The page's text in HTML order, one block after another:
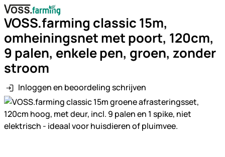
VOSS.farming classic 15m,
omheiningsnet met poort, 120cm,
9 palen, enkele pen, groen, zonder
stroom
Inloggen en beoordeling schrijven
Productgalerij